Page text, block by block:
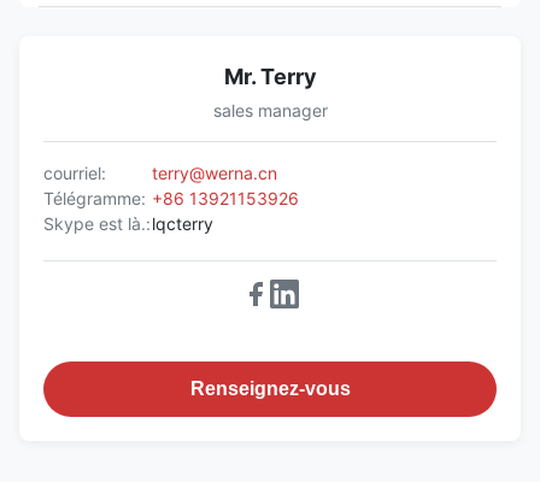
Mr. Terry
sales manager
courriel:
terry@werna.cn
Télégramme: +86 13921153926
Skype est là.:lqcterry
Renseignez-vous